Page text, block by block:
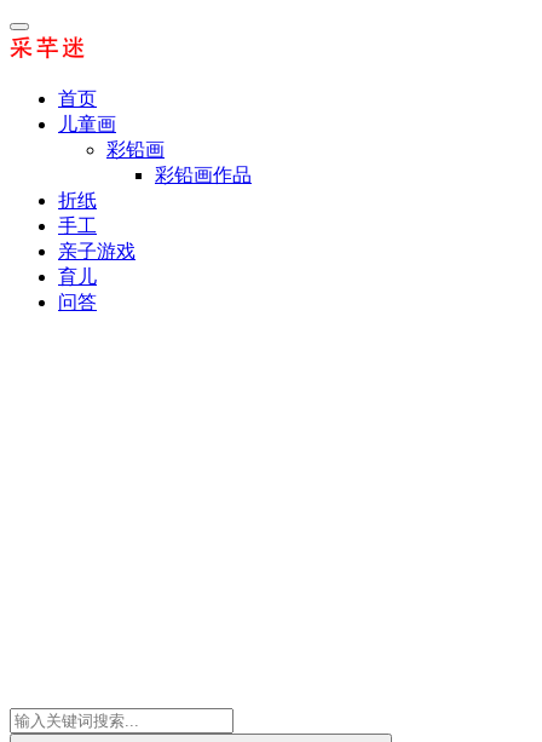
首页
儿童画
彩铅画
彩铅画作品
折纸
手工
亲子游戏
育儿
问答